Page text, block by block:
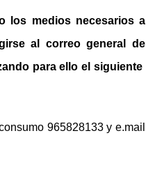
los medios necesarios a
al correo general de
para ello el siguiente
965828133 y e.mail